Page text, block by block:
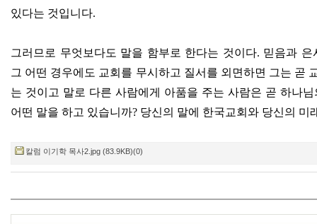
있다는 것입니다.
그러므로 무엇보다도 말을 함부로 한다는 것이다. 믿음과 은
그 어떤 경우에도 교회를 무시하고 질서를 외면하면 그는 곧
는 것이고 말로 다른 사람에게 아품을 주는 사람은 곧 하나
어떤 말을 하고 있습니까? 당신의 말에 한국교회와 당신의 미
칼럼 이기학 목사2.jpg (83.9KB)(0)